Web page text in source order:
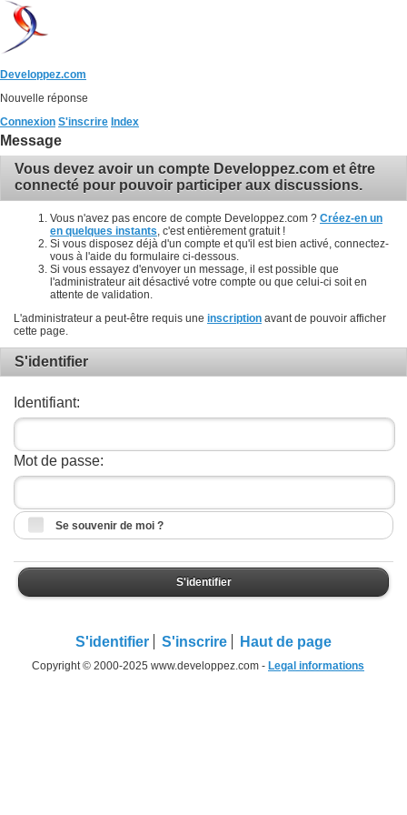
Developpez.com
Nouvelle réponse
Connexion S'inscrire Index
Message
Vous devez avoir un compte Developpez.com et être
connecté pour pouvoir participer aux discussions.
Vous n'avez pas encore de compte Developpez.com ? Créez-en un
en quelques instants , c'est entièrement gratuit !
Si vous disposez déjà d'un compte et qu'il est bien activé, connectez-
vous à l'aide du formulaire ci-dessous.
Si vous essayez d'envoyer un message, il est possible que
l'administrateur ait désactivé votre compte ou que celui-ci soit en
attente de validation.
L'administrateur a peut-être requis une inscription avant de pouvoir afficher
cette page.
S'identifier
Identifiant:
Mot de passe:
Se souvenir de moi ?
S'identifier
S'identifier S'inscrire Haut de page
Copyright © 2000-2025 www.developpez.com - Legal informations